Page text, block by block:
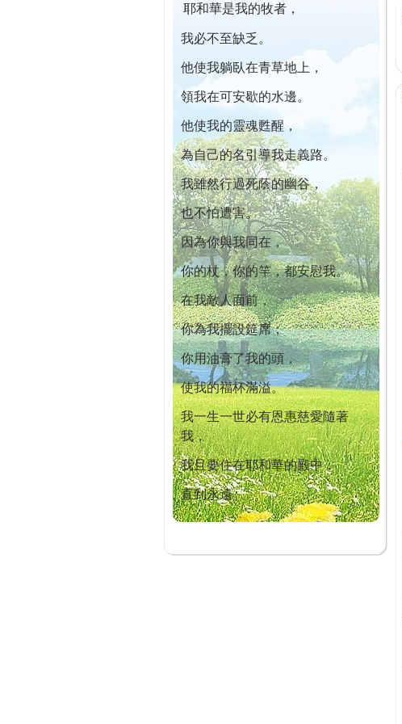
耶和華是我的牧者，
我必不至缺乏。
他使我躺臥在青草地上，
領我在可安歇的水邊。
他使我的靈魂甦醒，
為自己的名引導我走義路。
我雖然行過死蔭的幽谷，
也不怕遭害。
因為你與我同在，
你的杖，你的竿，都安慰我。
在我敵人面前，
你為我擺設筵席；
你用油膏了我的頭，
使我的福杯滿溢。
我一生一世必有恩惠慈愛隨著
我，
我且要住在耶和華的殿中，
直到永遠。
本院自開幕迄今已篩檢出1700位乳癌患者,提醒您定